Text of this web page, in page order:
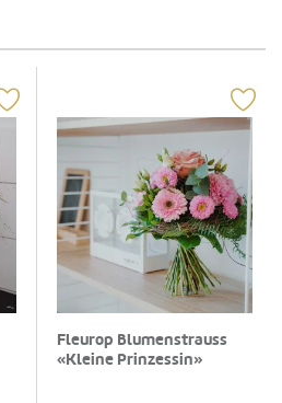
Fleurop Blumenstrauss
«Kleine Prinzessin»